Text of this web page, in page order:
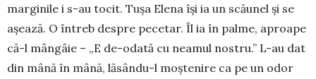
marginile i s-au tocit. Tușa Elena își ia un scăunel și se
așează. O întreb despre pecetar. Îl ia în palme, aproape
că-l mângâie – „E de-odată cu neamul nostru.” L-au dat
din mână în mână, lăsându-l moștenire ca pe un odor